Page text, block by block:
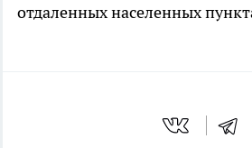
отдаленных населенных